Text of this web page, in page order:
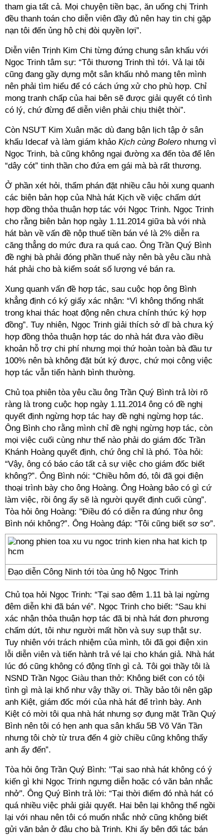
tham gia tất cả. Mọi chuyện tiền bạc, ăn uống chị Trinh
đều thanh toán cho diễn viên đầy đủ nên hay tin chị gặp
nạn tôi đến ủng hộ chị đòi quyền lợi”.
Diễn viên Trịnh Kim Chi từng đứng chung sân khấu với
Ngọc Trinh tâm sự: “Tôi thương Trinh thì tới. Vả lại tôi
cũng đang gầy dựng một sân khấu nhỏ mang tên mình
nên phải tìm hiểu để có cách ứng xử cho phù hợp. Chỉ
mong tranh chấp của hai bên sẽ được giải quyết có tình
có lý, chứ đừng để diễn viên phải chịu thiệt thòi”.
Còn NSƯT Kim Xuân mặc dù đang bận lịch tập ở sân
khấu Idecaf và làm giám khảo Kịch cùng Bolero nhưng vì
Ngọc Trinh, bà cũng không ngại đường xa đến tòa để lên
“dây cót” tinh thần cho đứa em gái mà bà rất thương.
Ở phần xét hỏi, thẩm phán đặt nhiều câu hỏi xung quanh
các biên bản họp của Nhà hát Kịch về việc chấm dứt
hợp đồng thỏa thuận hợp tác với Ngọc Trinh. Ngọc Trinh
cho rằng biên bản họp ngày 1.11.2014 giữa bà với nhà
hát bàn về vấn đề nộp thuế tiền bán vé là 2% diễn ra
căng thẳng do mức đưa ra quá cao. Ông Trần Quý Bình
đề nghị bà phải đóng phần thuế này nên bà yêu cầu nhà
hát phải cho bà kiểm soát số lượng vé bán ra.
Xung quanh vấn đề hợp tác, sau cuộc họp ông Bình
khẳng định có ký giấy xác nhận: “Vì không thống nhất
trong khai thác hoạt động nên chưa chính thức ký hợp
đồng”. Tuy nhiên, Ngọc Trinh giải thích sở dĩ bà chưa ký
hợp đồng thỏa thuận hợp tác do nhà hát đưa vào điều
khoản hỗ trợ chi phí nhưng mọi thứ hoàn toàn bà đầu tư
100% nên bà không đặt bút ký được, chứ mọi công việc
hợp tác vẫn tiến hành bình thường.
Chủ tọa phiên tòa yêu cầu ông Trần Quý Bình trả lời rõ
ràng là trong cuộc họp ngày 1.11.2014 ông có đề nghị
quyết định ngừng hợp tác hay đề nghị ngừng hợp tác.
Ông Bình cho rằng mình chỉ đề nghị ngừng hợp tác, còn
mọi việc cuối cùng như thế nào phải do giám đốc Trần
Khánh Hoàng quyết định, chứ ông chỉ là phó. Tòa hỏi:
“Vậy, ông có báo cáo tất cả sự việc cho giám đốc biết
không?”. Ông Bình nói: “Chiều hôm đó, tôi đã gọi điện
thoại trình bày cho ông Hoàng. Ông Hoàng bảo có gì cứ
làm việc, rồi ông ấy sẽ là người quyết định cuối cùng”.
Tòa hỏi ông Hoàng: "Điều đó có diễn ra đúng như ông
Bình nói không?”. Ông Hoàng đáp: “Tôi cũng biết sơ sơ”.
Đạo diễn Công Ninh tới tòa ủng hộ Ngọc Trinh
Chủ tọa hỏi Ngọc Trinh: “Tại sao đêm 1.11 bà lại ngừng
đêm diễn khi đã bán vé”. Ngọc Trinh cho biết: “Sau khi
xác nhận thỏa thuận hợp tác đã bị nhà hát đơn phương
chấm dứt, tôi như người mất hồn và suy sụp thật sự.
Tuy nhiên với trách nhiệm của mình, tôi đã gọi điện xin
lỗi diễn viên và tiến hành trả vé lại cho khán giả. Nhà hát
lúc đó cũng không có động tĩnh gì cả. Tôi gọi thầy tôi là
NSND Trần Ngọc Giàu than thở: Không biết con có tội
tình gì mà lại khổ như vậy thầy ơi. Thầy bảo tôi nên gặp
anh Kiệt, giám đốc mới của nhà hát để trình bày. Anh
Kiệt có mời tôi qua nhà hát nhưng sợ đụng mặt Trần Quý
Bình nên tôi có hẹn anh qua sân khấu 5B Võ Văn Tần
nhưng tôi chờ từ trưa đến 4 giờ chiều cũng không thấy
anh ấy đến”.
Tòa hỏi ông Trần Quý Bình: "Tại sao nhà hát không có ý
kiến gì khi Ngọc Trinh ngưng diễn hoặc có văn bản nhắc
nhở". Ông Quý Bình trả lời: “Tại thời điểm đó nhà hát có
quá nhiều việc phải giải quyết. Hai bên lại không thể ngồi
lại với nhau nên tôi có muốn nhắc nhở cũng không biết
gửi văn bản ở đâu cho bà Trinh. Khi ấy bên đối tác bán